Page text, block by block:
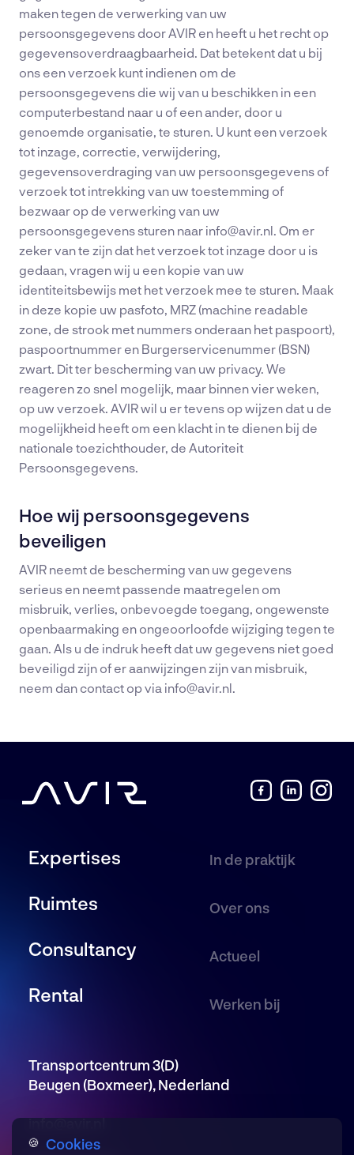
maken tegen de verwerking van uw
persoonsgegevens door AVIR en heeft u het recht op
gegevensoverdraagbaarheid. Dat betekent dat u bij
ons een verzoek kunt indienen om de
persoonsgegevens die wij van u beschikken in een
computerbestand naar u of een ander, door u
genoemde organisatie, te sturen. U kunt een verzoek
tot inzage, correctie, verwijdering,
gegevensoverdraging van uw persoonsgegevens of
verzoek tot intrekking van uw toestemming of
bezwaar op de verwerking van uw
persoonsgegevens sturen naar info@avir.nl. Om er
zeker van te zijn dat het verzoek tot inzage door u is
gedaan, vragen wij u een kopie van uw
identiteitsbewijs met het verzoek mee te sturen. Maak
in deze kopie uw pasfoto, MRZ (machine readable
zone, de strook met nummers onderaan het paspoort),
paspoortnummer en Burgerservicenummer (BSN)
zwart. Dit ter bescherming van uw privacy. We
reageren zo snel mogelijk, maar binnen vier weken,
op uw verzoek. AVIR wil u er tevens op wijzen dat u de
mogelijkheid heeft om een klacht in te dienen bij de
nationale toezichthouder, de Autoriteit
Persoonsgegevens.
Hoe wij persoonsgegevens
beveiligen
AVIR neemt de bescherming van uw gegevens
serieus en neemt passende maatregelen om
misbruik, verlies, onbevoegde toegang, ongewenste
openbaarmaking en ongeoorloofde wijziging tegen te
gaan. Als u de indruk heeft dat uw gegevens niet goed
beveiligd zijn of er aanwijzingen zijn van misbruik,
neem dan contact op via info@avir.nl.
Expertises
Ruimtes
Consultancy
Rental
In de praktijk
Over ons
Actueel
Werken bij
Transportcentrum 3(D)
Beugen (Boxmeer), Nederland
info@avir.nl
🍪 Cookies